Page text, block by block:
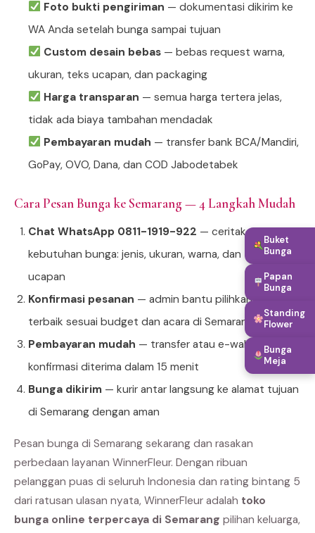
Foto bukti pengiriman — dokumentasi dikirim ke
WA Anda setelah bunga sampai tujuan
Custom desain bebas— bebas request warna,
ukuran, teks ucapan, dan packaging
Harga transparan — semua harga tertera jelas,
tidak ada biaya tambahan mendadak
Pembayaran mudah — transfer bank BCA/Mandiri,
GoPay, OVO, Dana, dan COD Jabodetabek
Cara Pesan Bunga ke Semarang — 4 Langkah Mudah
Chat WhatsApp 0811-1919-922 — ceritakan
kebutuhan bunga: jenis, ukuran, warna, dan teks
ucapan
Konfirmasi pesanan — admin bantu pilihkan produk
terbaik sesuai budget dan acara di Semarang
Pembayaran mudah — transfer atau e-wallet,
konfirmasi diterima dalam 15 menit
Bunga dikirim — kurir antar langsung ke alamat tujuan
di Semarang dengan aman
Pesan bunga di Semarang sekarang dan rasakan
perbedaan layanan WinnerFleur. Dengan ribuan
pelanggan puas di seluruh Indonesia dan rating bintang 5
dari ratusan ulasan nyata, WinnerFleur adalah toko
bunga online terpercaya di Semarang pilihan keluarga,
Buket
Bunga
Papan
Bunga
Standing
Flower
Bunga
Meja